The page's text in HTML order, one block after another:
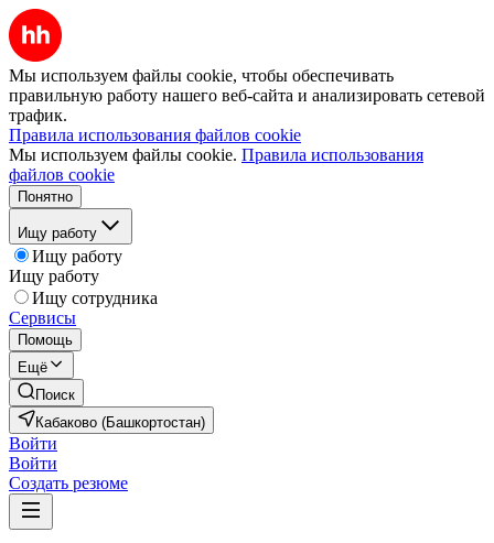
Мы используем файлы cookie, чтобы обеспечивать
правильную работу нашего веб-сайта и анализировать сетевой
трафик.
Правила использования файлов cookie
Мы используем файлы cookie. Правила использования
файлов cookie
Понятно
Ищу работу
Ищу работу
Ищу работу
Ищу сотрудника
Сервисы
Помощь
Ещё
Поиск
Кабаково (Башкортостан)
Войти
Войти
Создать резюме